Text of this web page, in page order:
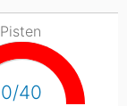
Pisten
0/40